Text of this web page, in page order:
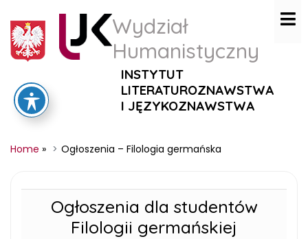
Wydział
Humanistyczny
INSTYTUT
LITERATUROZNAWSTWA
I JĘZYKOZNAWSTWA
Home » Ogłoszenia – Filologia germańska
Ogłoszenia dla studentów
Filologii germańskiej